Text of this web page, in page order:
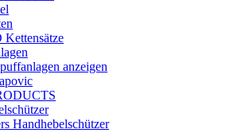
anzeigen
Handhebelschützer